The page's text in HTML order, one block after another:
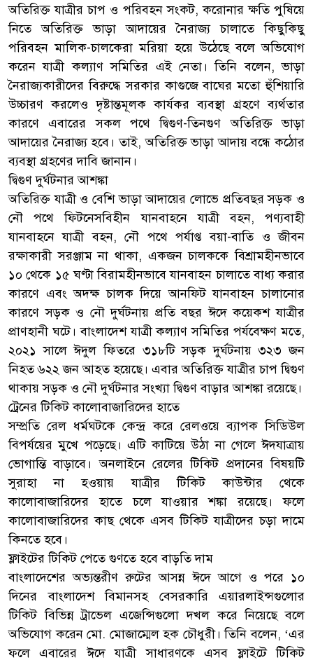
অতিরিক্ত যাত্রীর চাপ ও পরিবহন সংকট, করোনার ক্ষতি পুষিয়ে
নিতে অতিরিক্ত ভাড়া আদায়ের নৈরাজ্য চালাতে কিছুকিছু
পরিবহন মালিক-চালকেরা মরিয়া হয়ে উঠেছে বলে অভিযোগ
করেন যাত্রী কল্যাণ সমিতির এই নেতা। তিনি বলেন, ভাড়া
নৈরাজ্যকারীদের বিরুদ্ধে সরকার কাগুজে বাঘের মতো হুঁশিয়ারি
উচ্চারণ করলেও দৃষ্টান্তমূলক কার্যকর ব্যবস্থা গ্রহণে ব্যর্থতার
কারণে এবারের সকল পথে দ্বিগুণ-তিনগুণ অতিরিক্ত ভাড়া
আদায়ের নৈরাজ্য হবে। তাই, অতিরিক্ত ভাড়া আদায় বন্ধে কঠোর
ব্যবস্থা গ্রহণের দাবি জানান।
দ্বিগুণ দুর্ঘটনার আশঙ্কা
অতিরিক্ত যাত্রী ও বেশি ভাড়া আদায়ের লোভে প্রতিবছর সড়ক ও
নৌ পথে ফিটনেসবিহীন যানবাহনে যাত্রী বহন, পণ্যবাহী
যানবাহনে যাত্রী বহন, নৌ পথে পর্যাপ্ত বয়া-বাতি ও জীবন
রক্ষাকারী সরঞ্জাম না থাকা, একজন চালককে বিশ্রামহীনভাবে
১০ থেকে ১৫ ঘণ্টা বিরামহীনভাবে যানবাহন চালাতে বাধ্য করার
কারণে এবং অদক্ষ চালক দিয়ে আনফিট যানবাহন চালানোর
কারণে সড়ক ও নৌ দুর্ঘটনায় প্রতি বছর ঈদে কয়েকশ যাত্রীর
প্রাণহানী ঘটে। বাংলাদেশ যাত্রী কল্যাণ সমিতির পর্যবেক্ষণ মতে,
২০২১ সালে ঈদুল ফিতরে ৩১৮টি সড়ক দুর্ঘটনায় ৩২৩ জন
নিহত ৬২২ জন আহত হয়েছে। এবার অতিরিক্ত যাত্রীর চাপ দ্বিগুণ
থাকায় সড়ক ও নৌ দুর্ঘটনার সংখ্যা দ্বিগুণ বাড়ার আশঙ্কা রয়েছে।
ট্রেনের টিকিট কালোবাজারিদের হাতে
সম্প্রতি রেল ধর্মঘটকে কেন্দ্র করে রেলওয়ে ব্যাপক সিডিউল
বিপর্যয়ের মুখে পড়েছে। এটি কাটিয়ে উঠা না গেলে ঈদযাত্রায়
ভোগান্তি বাড়াবে। অনলাইনে রেলের টিকিট প্রদানের বিষয়টি
সুরাহা না হওয়ায় যাত্রীর টিকিট কাউন্টার থেকে
কালোবাজারিদের হাতে চলে যাওয়ার শঙ্কা রয়েছে। ফলে
কালোবাজারিদের কাছ থেকে এসব টিকিট যাত্রীদের চড়া দামে
কিনতে হবে।
ফ্লাইটের টিকিট পেতে গুণতে হবে বাড়তি দাম
বাংলাদেশের অভ্যন্তরীণ রুটের আসন্ন ঈদে আগে ও পরে ১০
দিনের বাংলাদেশ বিমানসহ বেসরকারি এয়ারলাইন্সগুলোর
টিকিট বিভিন্ন ট্রাভেল এজেন্সিগুলো দখল করে নিয়েছে বলে
অভিযোগ করেন মো. মোজাম্মেল হক চৌধুরী। তিনি বলেন, ‘এর
ফলে এবারের ঈদে যাত্রী সাধারণকে এসব ফ্লাইটে টিকিট